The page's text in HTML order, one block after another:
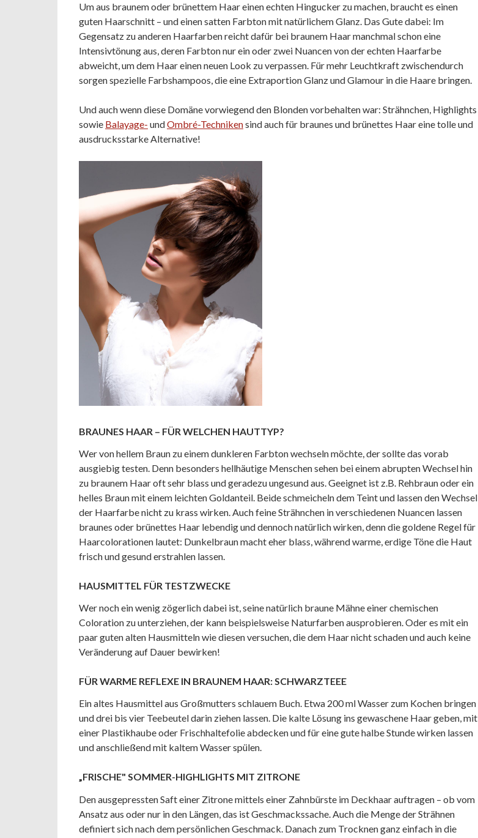
Um aus braunem oder brünettem Haar einen echten Hingucker zu machen, braucht es einen
guten Haarschnitt – und einen satten Farbton mit natürlichem Glanz. Das Gute dabei: Im
Gegensatz zu anderen Haarfarben reicht dafür bei braunem Haar manchmal schon eine
Intensivtönung aus, deren Farbton nur ein oder zwei Nuancen von der echten Haarfarbe
abweicht, um dem Haar einen neuen Look zu verpassen. Für mehr Leuchtkraft zwischendurch
sorgen spezielle Farbshampoos, die eine Extraportion Glanz und Glamour in die Haare bringen.
Und auch wenn diese Domäne vorwiegend den Blonden vorbehalten war: Strähnchen, Highlights
sowie Balayage- undOmbré-Technikensind auch für braunes und brünettes Haar eine tolle und
ausdrucksstarke Alternative!
BRAUNES HAAR – FÜR WELCHEN HAUTTYP?
Wer von hellem Braun zu einem dunkleren Farbton wechseln möchte, der sollte das vorab
ausgiebig testen. Denn besonders hellhäutige Menschen sehen bei einem abrupten Wechsel hin
zu braunem Haar oft sehr blass und geradezu ungesund aus. Geeignet ist z.B. Rehbraun oder ein
helles Braun mit einem leichten Goldanteil. Beide schmeicheln dem Teint und lassen den Wechsel
der Haarfarbe nicht zu krass wirken. Auch feine Strähnchen in verschiedenen Nuancen lassen
braunes oder brünettes Haar lebendig und dennoch natürlich wirken, denn die goldene Regel für
Haarcolorationen lautet: Dunkelbraun macht eher blass, während warme, erdige Töne die Haut
frisch und gesund erstrahlen lassen.
HAUSMITTEL FÜR TESTZWECKE
Wer noch ein wenig zögerlich dabei ist, seine natürlich braune Mähne einer chemischen
Coloration zu unterziehen, der kann beispielsweise Naturfarben ausprobieren. Oder es mit ein
paar guten alten Hausmitteln wie diesen versuchen, die dem Haar nicht schaden und auch keine
Veränderung auf Dauer bewirken!
FÜR WARME REFLEXE IN BRAUNEM HAAR: SCHWARZTEEE
Ein altes Hausmittel aus Großmutters schlauem Buch. Etwa 200 ml Wasser zum Kochen bringen
und drei bis vier Teebeutel darin ziehen lassen. Die kalte Lösung ins gewaschene Haar geben, mit
einer Plastikhaube oder Frischhaltefolie abdecken und für eine gute halbe Stunde wirken lassen
und anschließend mit kaltem Wasser spülen.
„FRISCHE" SOMMER-HIGHLIGHTS MIT ZITRONE
Den ausgepressten Saft einer Zitrone mittels einer Zahnbürste im Deckhaar auftragen – ob vom
Ansatz aus oder nur in den Längen, das ist Geschmackssache. Auch die Menge der Strähnen
definiert sich nach dem persönlichen Geschmack. Danach zum Trocknen ganz einfach in die